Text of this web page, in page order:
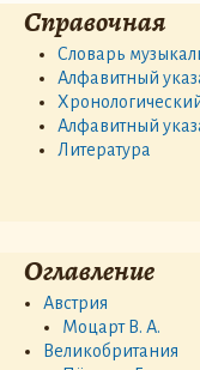
Справочная
Словарь
Алфавитный
Алфавитный
Литература
Оглавление
Австрия
Моцарт В. А.
Великобритания